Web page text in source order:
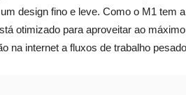
design fino e leve. Como o M1 tem
otimizado para aproveitar ao
na internet a fluxos de trabalho